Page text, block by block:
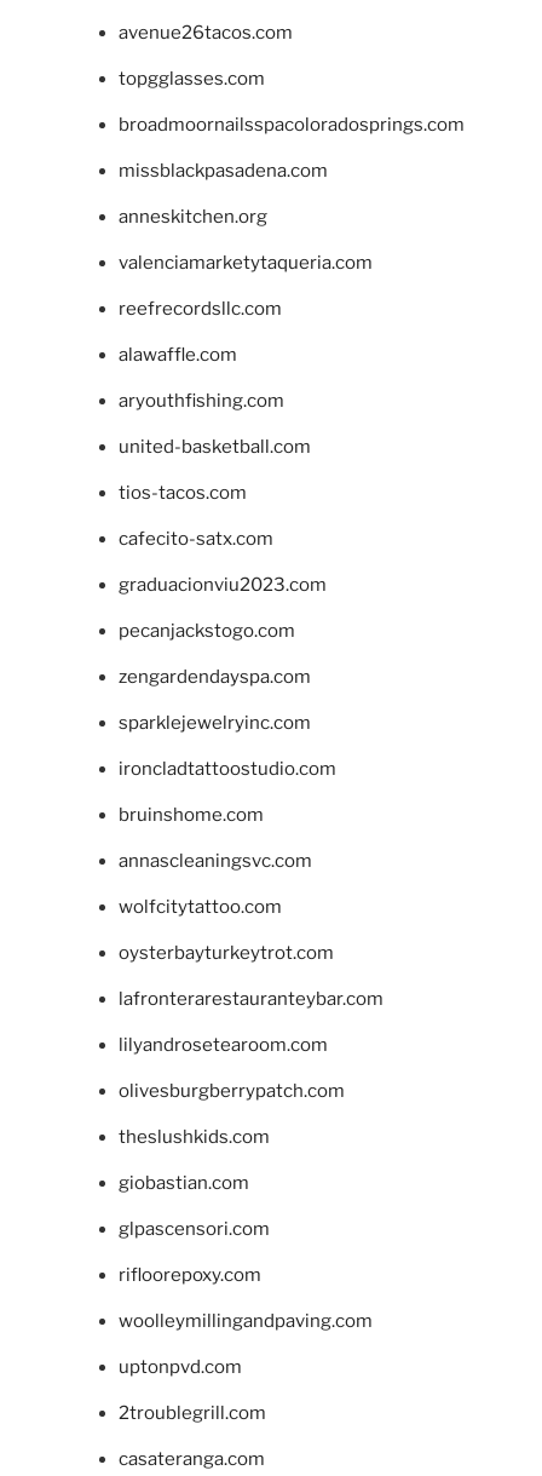
avenue26tacos.com
topgglasses.com
broadmoornailsspacoloradosprings.com
missblackpasadena.com
anneskitchen.org
valenciamarketytaqueria.com
reefrecordsllc.com
alawaffle.com
aryouthfishing.com
united-basketball.com
tios-tacos.com
cafecito-satx.com
graduacionviu2023.com
pecanjackstogo.com
zengardendayspa.com
sparklejewelryinc.com
ironcladtattoostudio.com
bruinshome.com
annascleaningsvc.com
wolfcitytattoo.com
oysterbayturkeytrot.com
lafronterarestauranteybar.com
lilyandrosetearoom.com
olivesburgberrypatch.com
theslushkids.com
giobastian.com
glpascensori.com
rifloorepoxy.com
woolleymillingandpaving.com
uptonpvd.com
2troublegrill.com
casateranga.com